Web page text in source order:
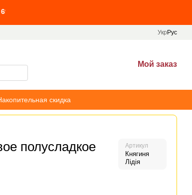
Укр Рус
Мой заказ
скидка
полусладкое
Артикул
Княгиня
Лідія